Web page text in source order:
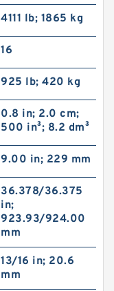
4111 lb; 1865 kg
16
925 lb; 420 kg
0.8 in; 2.0 cm;
500 in³; 8.2 dm³
9.00 in; 229 mm
36.378/36.375
in;
923.93/924.00
mm
13/16 in; 20.6
mm